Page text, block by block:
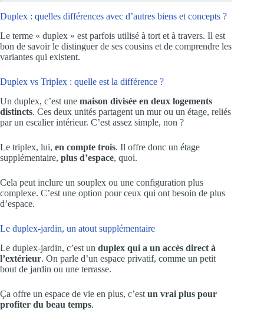
Duplex : quelles différences avec d’autres biens et concepts ?
Le terme « duplex » est parfois utilisé à tort et à travers. Il est
bon de savoir le distinguer de ses cousins et de comprendre les
variantes qui existent.
Duplex vs Triplex : quelle est la différence ?
Un duplex, c’est une maison divisée en deux logements
distincts. Ces deux unités partagent un mur ou un étage, reliés
par un escalier intérieur. C’est assez simple, non ?
Le triplex, lui, en compte trois. Il offre donc un étage
supplémentaire, plus d’espace, quoi.
Cela peut inclure un souplex ou une configuration plus
complexe. C’est une option pour ceux qui ont besoin de plus
d’espace.
Le duplex-jardin, un atout supplémentaire
Le duplex-jardin, c’est un duplex qui a un accès direct à
l’extérieur. On parle d’un espace privatif, comme un petit
bout de jardin ou une terrasse.
Ça offre un espace de vie en plus, c’est un vrai plus pour
profiter du beau temps.